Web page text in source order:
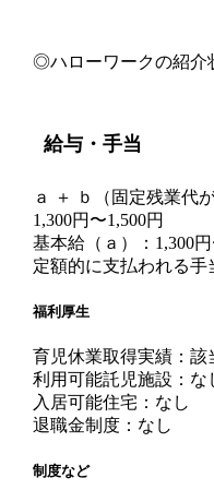
◎ハローワークの紹介
給与・手当
ａ ＋ ｂ（固定残業代
1,300円〜1,500円
基本給（ａ）：1,300円
定額的に支払われる手
福利厚生
育児休業取得実績：該
利用可能託児施設：な
入居可能住宅：なし
退職金制度：なし
制度など